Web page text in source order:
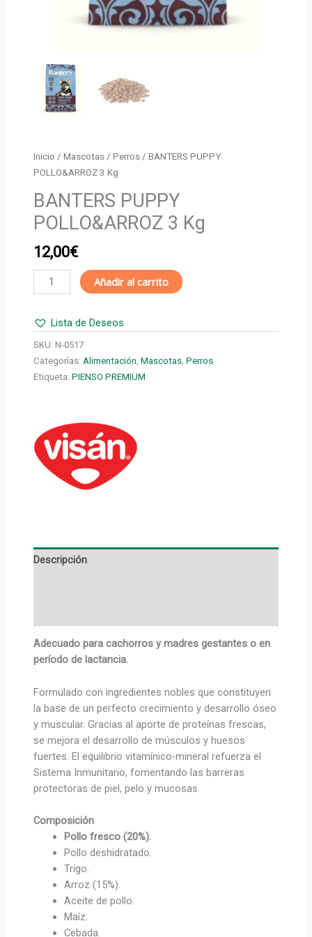
Inicio / Mascotas/ Perros/ BANTERS PUPPY
POLLO&ARROZ 3 Kg
BANTERS PUPPY
POLLO&ARROZ 3 Kg
12,00€
BANTERS
PUPPY
3
Kg
cantidad
Añadir al carrito
Lista de Deseos
SKU: N-0517
Categorías: Alimentación Mascotas, Perros
Etiqueta: PIENSO PREMIUM
Descripción
Adecuado para cachorros y madres gestantes o en
período de lactancia.
Formulado con ingredientes nobles que constituyen
la base de un perfecto crecimiento y desarrollo óseo
y muscular. Gracias al aporte de proteínas frescas,
se mejora el desarrollo de músculos y huesos
fuertes. El equilibrio vitamínico-mineral refuerza el
Sistema Inmunitario, fomentando las barreras
protectoras de piel, pelo y mucosas.
Composición
Pollo fresco (20%).
Pollo deshidratado.
Trigo.
Arroz (15%).
Aceite de pollo.
Maíz.
Cebada.